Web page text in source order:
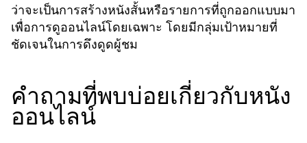
ว่าจะเป็นการสร้างหนังสั้นหรือรายการที่ถูกออกแบบมา
เพื่อการดูออนไลน์โดยเฉพาะ โดยมีกลุ่มเป้าหมายที่
ชัดเจนในการดึงดูดผู้ชม
คำถามที่พบบ่อยเกี่ยวกับหนัง
ออนไลน์